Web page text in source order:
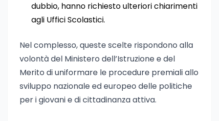
dubbio, hanno richiesto ulteriori chiarimenti
agli Uffici Scolastici.
Nel complesso, queste scelte rispondono alla
volontà del Ministero dell’Istruzione e del
Merito di uniformare le procedure premiali allo
sviluppo nazionale ed europeo delle politiche
per i giovani e di cittadinanza attiva.